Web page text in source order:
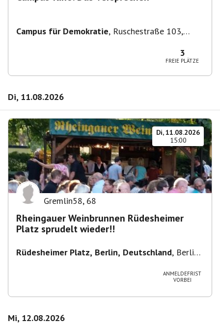
Campus für Demokratie, Ruschestraße 103,
3
FREIE PLÄTZE
Di, 11.08.2026
Di, 11.08.2026
15:00
Gremlin58, 68
Rheingauer Weinbrunnen Rüdesheimer
Platz sprudelt wieder!!
Rüdesheimer Platz, Berlin, Deutschland, Berlin-
ANMELDEFRIST
VORBEI
Mi, 12.08.2026